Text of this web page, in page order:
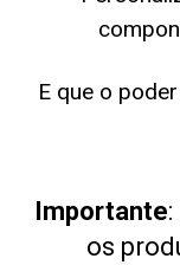
E que o
Importante
os